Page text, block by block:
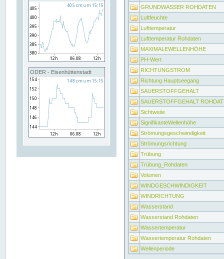
ODER - Eisenhüttenstadt
GRUNDWASSER ROHDATEN
Luftfeuchte
Lufttemperatur
Lufttemperatur Rohdaten
MAXIMALEWELLENHÖHE
PH-Wert
RICHTUNGSTROM
Richtung Hauptseegang
SAUERSTOFFGEHALT
SAUERSTOFFGEHALT
Sichtweite
SignifikanteWellenhöhe
Strömungsgeschwindigkeit
Strömungsrichtung
Trübung
Trübung_Rohdaten
Volumen
WINDGESCHWINDIGKEIT
WINDRICHTUNG
Wasserstand
Wasserstand Rohdaten
Wassertemperatur
Wassertemperatur Rohdaten
Wellenperiode